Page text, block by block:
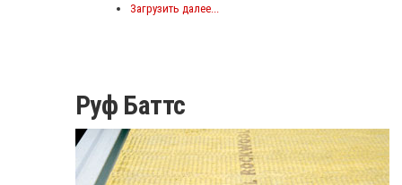
Загрузить далее...
Руф Баттс